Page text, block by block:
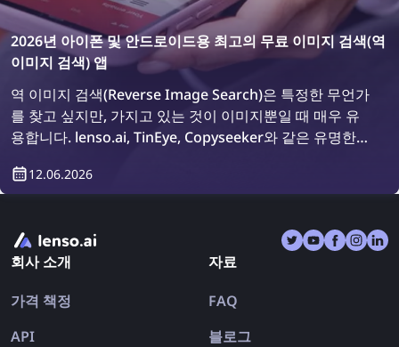
2026년 아이폰 및 안드로이드용 최고의 무료 이미지 검색(역
이미지 검색) 앱
역 이미지 검색(Reverse Image Search)은 특정한 무언가
를 찾고 싶지만, 가지고 있는 것이 이미지뿐일 때 매우 유
용합니다. lenso.ai, TinEye, Copyseeker와 같은 유명한
사용할 수 있는 편리한 앱들도 많이 있습니다. 2026년에
12.06.2026
회사 소개
가격 책정
API
자료
FAQ
블로그